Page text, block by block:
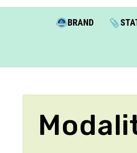
BRAND